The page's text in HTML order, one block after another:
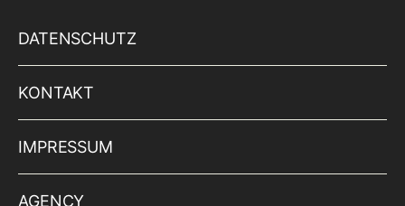
DATENSCHUTZ
KONTAKT
IMPRESSUM
AGENCY